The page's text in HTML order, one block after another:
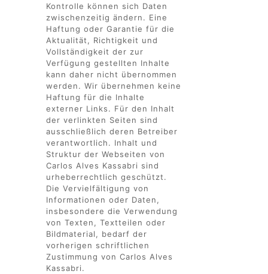
Kontrolle können sich Daten
zwischenzeitig ändern. Eine
Haftung oder Garantie für die
Aktualität, Richtigkeit und
Vollständigkeit der zur
Verfügung gestellten Inhalte
kann daher nicht übernommen
werden. Wir übernehmen keine
Haftung für die Inhalte
externer Links. Für den Inhalt
der verlinkten Seiten sind
ausschließlich deren Betreiber
verantwortlich. Inhalt und
Struktur der Webseiten von
Carlos Alves Kassabri sind
urheberrechtlich geschützt.
Die Vervielfältigung von
Informationen oder Daten,
insbesondere die Verwendung
von Texten, Textteilen oder
Bildmaterial, bedarf der
vorherigen schriftlichen
Zustimmung von Carlos Alves
Kassabri.